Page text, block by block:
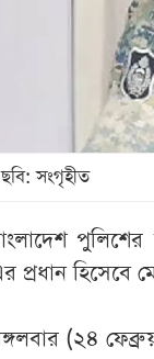
ছবি: সংগৃহীত
প্রধান
(২৪